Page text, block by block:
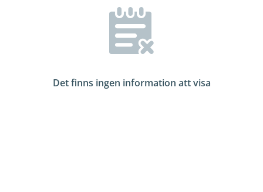
Det finns ingen information att visa